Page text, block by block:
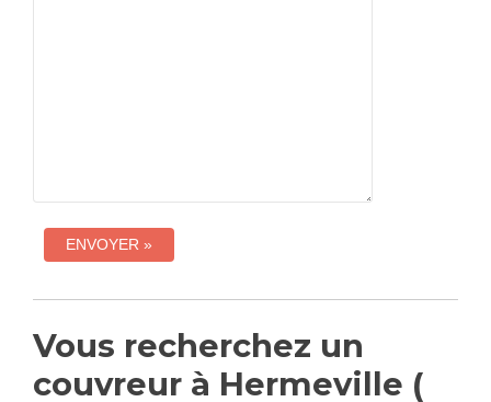
Vous recherchez un
couvreur à Hermeville (